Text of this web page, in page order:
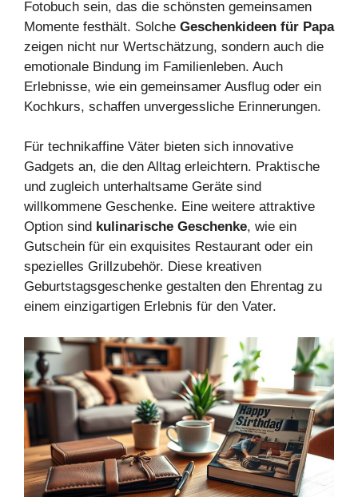
Fotobuch sein, das die schönsten gemeinsamen
Momente festhält. Solche Geschenkideen für Papa
zeigen nicht nur Wertschätzung, sondern auch die
emotionale Bindung im Familienleben. Auch
Erlebnisse, wie ein gemeinsamer Ausflug oder ein
Kochkurs, schaffen unvergessliche Erinnerungen.
Für technikaffine Väter bieten sich innovative
Gadgets an, die den Alltag erleichtern. Praktische
und zugleich unterhaltsame Geräte sind
willkommene Geschenke. Eine weitere attraktive
Option sind kulinarische Geschenke, wie ein
Gutschein für ein exquisites Restaurant oder ein
spezielles Grillzubehör. Diese kreativen
Geburtstagsgeschenke gestalten den Ehrentag zu
einem einzigartigen Erlebnis für den Vater.